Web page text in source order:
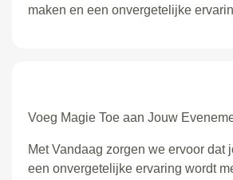
maken en een onvergetelijke
Voeg Magie Toe aan Jouw
Met Vandaag zorgen we ervoor dat
een onvergetelijke ervaring wordt